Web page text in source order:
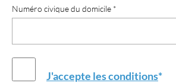
Numéro civique du domicile *
J'accepte les conditions*